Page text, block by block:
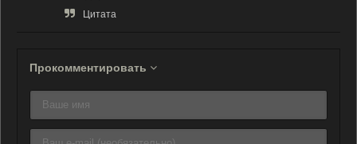
Цитата
Прокомментировать